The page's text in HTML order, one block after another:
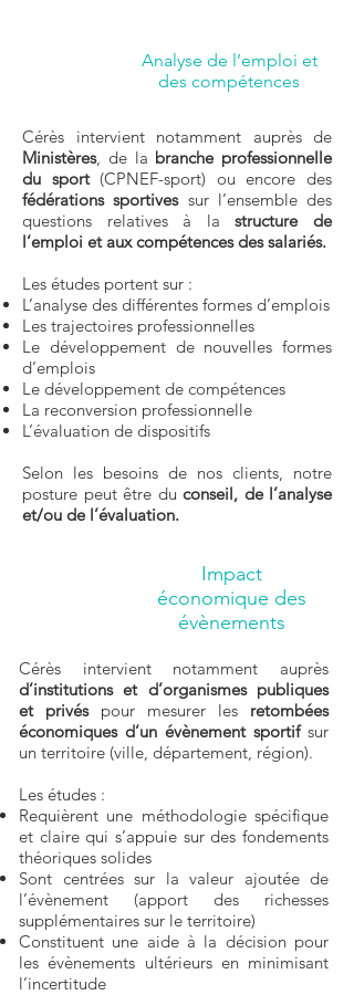
Analyse de l’emploi et
des compétences
Cérès intervient notamment auprès de
Ministères, de la branche professionnelle
du sport(CPNEF-sport) ou encore des
fédérations sportives sur l’ensemble des
questions relatives à lastructure de
l’emploi et aux compétences des salariés.
Les études portent sur :
L’analyse des différentes formes d’emplois
Les trajectoires professionnelles
Le développement de nouvelles formes
d’emplois
Le développement de compétences
La reconversion professionnelle
L’évaluation de dispositifs
Selon les besoins de nos clients, notre
posture peut être du conseil, de l’analyse
et/ou de l’évaluation.
Impact
économique des
évènements
Cérès intervient notamment auprès
d’institutions et d’organismes publiques
et privéspour mesurer les retombées
économiques d’un évènement sportifsur
un territoire (ville, département, région).
Les études :
Requièrent une méthodologie spécifique
et claire qui s’appuie sur des fondements
théoriques solides
Sont centrées sur la valeur ajoutée de
l’évènement (apport des richesses
supplémentaires sur le territoire)
Constituent une aide à la décision pour
les évènements ultérieurs en minimisant
l’incertitude